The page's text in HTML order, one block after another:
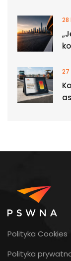
28
27
Polityka Cookies
Polityka